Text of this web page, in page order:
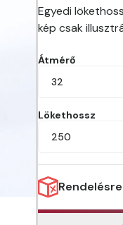
Egyedi
kép csak
Átmérő
32
Lökethossz
250
Rendelésre